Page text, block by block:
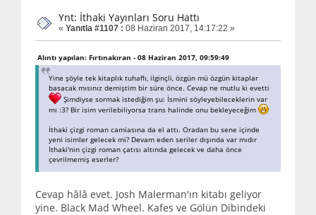
Ynt: İthaki Yayınları Soru Hattı
« Yanıtla #1107 : 08 Haziran 2017, 14:17:22 »
Alıntı yapılan: Fırtınakıran - 08 Haziran 2017, 09:59:49
Yine şöyle tek kitaplık tuhaflı, ilginçli, özgün mü özgün kitaplar
basacak mısınız demiştim bir süre önce. Cevap ne mutlu ki evetti
Şimdiyse sormak istediğim şu: İsmini söyleyebileceklerin var
mı :3? Bir isim verilebiliyorsa trans halinde onu bekleyeceğim
İthaki çizgi roman camiasına da el attı. Oradan bu sene içinde
yeni isimler gelecek mi? Devam eden seriler dışında var mıdır
İthaki'nin çizgi roman çatısı altında gelecek ve daha önce
çevrilmemiş eserler?
Cevap hâlâ evet. Josh Malerman'ın kitabı geliyor
yine. Black Mad Wheel. Kafes ve Gölün Dibindeki